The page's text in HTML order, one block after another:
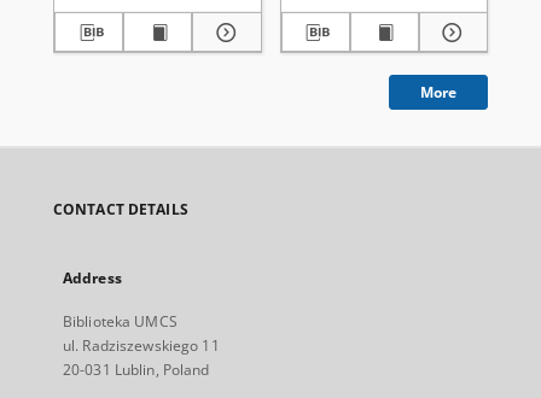
More
CONTACT DETAILS
Address
Biblioteka UMCS
ul. Radziszewskiego 11
20-031 Lublin, Poland